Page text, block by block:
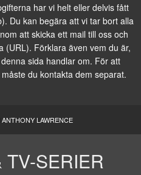
har vi helt eller delvis fått
. Du kan begära att vi tar bort alla
att skicka ett mail till oss och
(URL). Förklara även vem du är,
sida handlar om. För att
du kontakta dem separat.
LAWRENCE
TV-SERIER